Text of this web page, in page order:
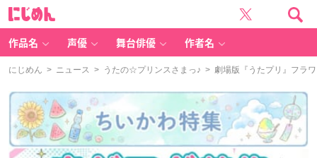
作品名 声優 舞台俳優 作者名
にじめん > ニュース > うたの☆プリンスさまっ♪ > 劇場版『うたプリ』フラ